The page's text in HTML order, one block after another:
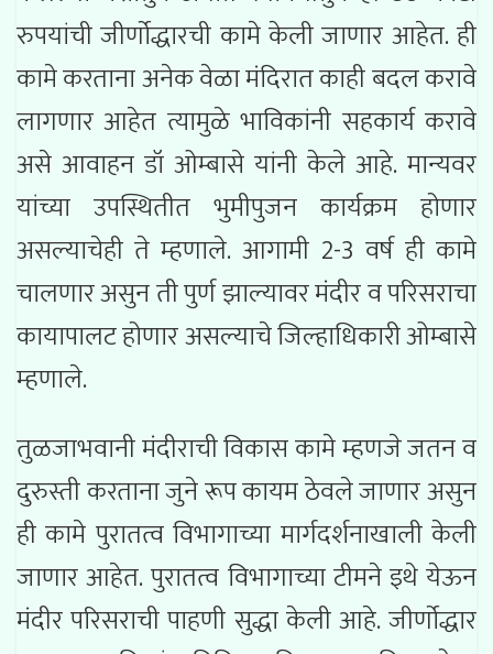
रुपयांची जीर्णोद्धारची कामे केली जाणार आहेत. ही
कामे करताना अनेक वेळा मंदिरात काही बदल करावे
लागणार आहेत त्यामुळे भाविकांनी सहकार्य करावे
असे आवाहन डॉ ओम्बासे यांनी केले आहे. मान्यवर
यांच्या उपस्थितीत भुमीपुजन कार्यक्रम होणार
असल्याचेही ते म्हणाले. आगामी 2-3 वर्ष ही कामे
चालणार असुन ती पुर्ण झाल्यावर मंदीर व परिसराचा
कायापालट होणार असल्याचे जिल्हाधिकारी ओम्बासे
म्हणाले.
तुळजाभवानी मंदीराची विकास कामे म्हणजे जतन व
दुरुस्ती करताना जुने रूप कायम ठेवले जाणार असुन
ही कामे पुरातत्व विभागाच्या मार्गदर्शनाखाली केली
जाणार आहेत. पुरातत्व विभागाच्या टीमने इथे येऊन
मंदीर परिसराची पाहणी सुद्धा केली आहे. जीर्णोद्धार